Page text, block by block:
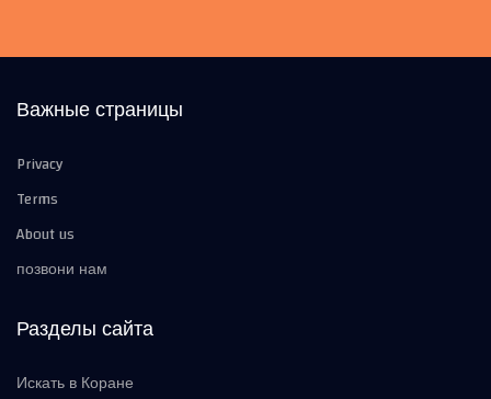
Важные страницы
Privacy
Terms
About us
позвони нам
Разделы сайта
Искать в Коране